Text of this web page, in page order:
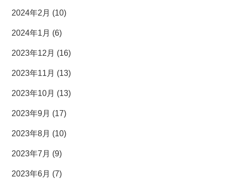
2024年2月 (10)
2024年1月 (6)
2023年12月 (16)
2023年11月 (13)
2023年10月 (13)
2023年9月 (17)
2023年8月 (10)
2023年7月 (9)
2023年6月 (7)